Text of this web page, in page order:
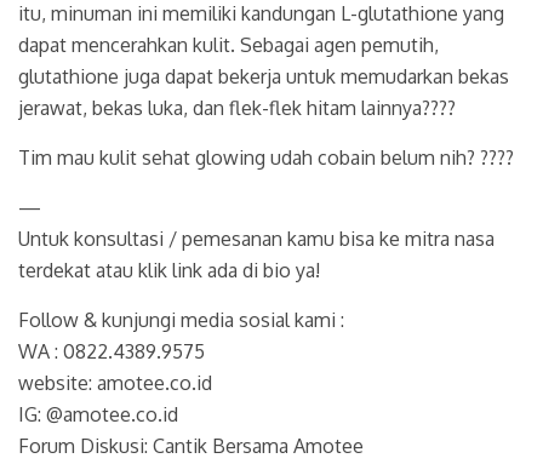
itu, minuman ini memiliki kandungan L-glutathione yang
dapat mencerahkan kulit. Sebagai agen pemutih,
glutathione juga dapat bekerja untuk memudarkan bekas
jerawat, bekas luka, dan flek-flek hitam lainnya????
Tim mau kulit sehat glowing udah cobain belum nih? ????
—
Untuk konsultasi / pemesanan kamu bisa ke mitra nasa
terdekat atau klik link ada di bio ya!
Follow & kunjungi media sosial kami :
WA : 0822.4389.9575
website: amotee.co.id
IG: @amotee.co.id
Forum Diskusi: Cantik Bersama Amotee